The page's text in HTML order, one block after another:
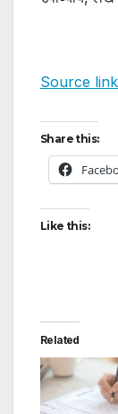
Source link
Share this:
Like this:
Related